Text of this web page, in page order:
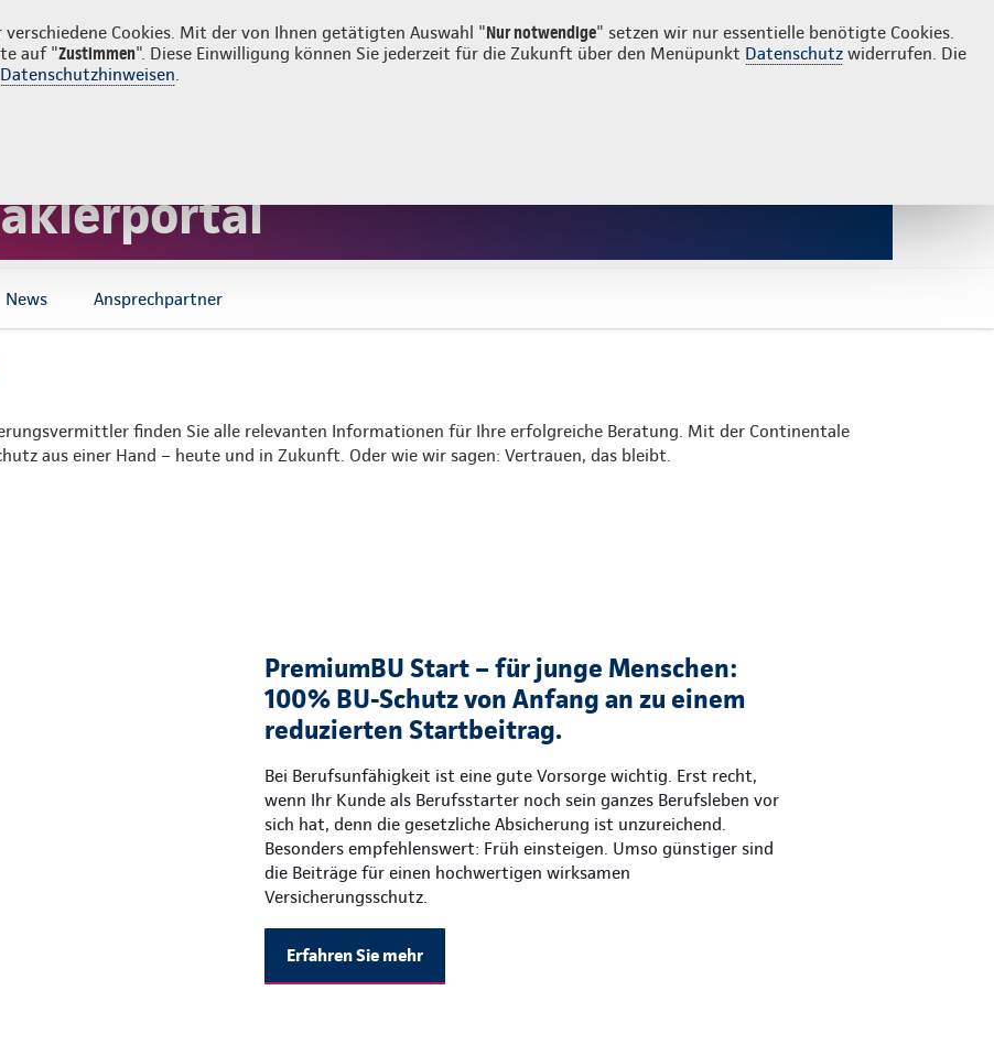
Cookies. Mit der von Ihnen getätigten Auswahl "Nur notwendige" setzen wir nur essentielle benötigte Cookies.
auf "Zustimmen". Diese Einwilligung können Sie jederzeit für die Zukunft über den Menüpunkt Datenschutz widerrufen. Die
Datenschutzhinweisen.
Suche Login
News Ansprechpartner
finden Sie alle relevanten Informationen für Ihre erfolgreiche Beratung. Mit der Continentale
aus einer Hand – heute und in Zukunft. Oder wie wir sagen: Vertrauen, das bleibt.
PremiumBU Start – für junge Menschen:
100% BU-Schutz von Anfang an zu einem
reduzierten Startbeitrag.
Bei Berufsunfähigkeit ist eine gute Vorsorge wichtig. Erst recht,
wenn Ihr Kunde als Berufsstarter noch sein ganzes Berufsleben vor
sich hat, denn die gesetzliche Absicherung ist unzureichend.
Besonders empfehlenswert: Früh einsteigen. Umso günstiger sind
die Beiträge für einen hochwertigen wirksamen
Versicherungsschutz.
Erfahren Sie mehr